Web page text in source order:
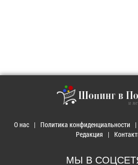
Шопинг в
и
О нас Политика конфиденциальности
Редакция
МЫ В